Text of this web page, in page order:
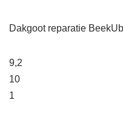
Dakgoot reparatie
9,2
10
1